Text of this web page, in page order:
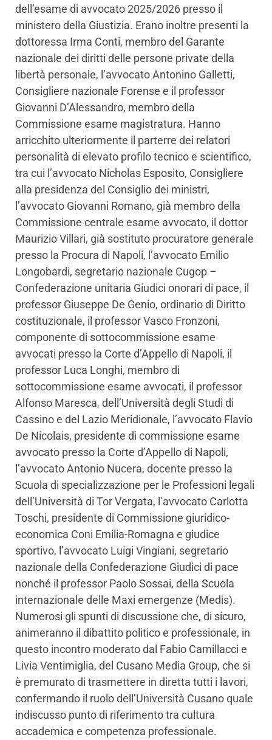
dell’esame di avvocato 2025/2026 presso il
ministero della Giustizia. Erano inoltre presenti la
dottoressa Irma Conti, membro del Garante
nazionale dei diritti delle persone private della
libertà personale, l’avvocato Antonino Galletti,
Consigliere nazionale Forense e il professor
Giovanni D’Alessandro, membro della
Commissione esame magistratura. Hanno
arricchito ulteriormente il parterre dei relatori
personalità di elevato profilo tecnico e scientifico,
tra cui l’avvocato Nicholas Esposito, Consigliere
alla presidenza del Consiglio dei ministri,
l’avvocato Giovanni Romano, già membro della
Commissione centrale esame avvocato, il dottor
Maurizio Villari, già sostituto procuratore generale
presso la Procura di Napoli, l’avvocato Emilio
Longobardi, segretario nazionale Cugop –
Confederazione unitaria Giudici onorari di pace, il
professor Giuseppe De Genio, ordinario di Diritto
costituzionale, il professor Vasco Fronzoni,
componente di sottocommissione esame
avvocati presso la Corte d’Appello di Napoli, il
professor Luca Longhi, membro di
sottocommissione esame avvocati, il professor
Alfonso Maresca, dell’Università degli Studi di
Cassino e del Lazio Meridionale, l’avvocato Flavio
De Nicolais, presidente di commissione esame
avvocato presso la Corte d’Appello di Napoli,
l’avvocato Antonio Nucera, docente presso la
Scuola di specializzazione per le Professioni legali
dell’Università di Tor Vergata, l’avvocato Carlotta
Toschi, presidente di Commissione giuridico-
economica Coni Emilia-Romagna e giudice
sportivo, l’avvocato Luigi Vingiani, segretario
nazionale della Confederazione Giudici di pace
nonché il professor Paolo Sossai, della Scuola
internazionale delle Maxi emergenze (Medis).
Numerosi gli spunti di discussione che, di sicuro,
animeranno il dibattito politico e professionale, in
questo incontro moderato dal Fabio Camillacci e
Livia Ventimiglia, del Cusano Media Group, che si
è premurato di trasmettere in diretta tutti i lavori,
confermando il ruolo dell’Università Cusano quale
indiscusso punto di riferimento tra cultura
accademica e competenza professionale.